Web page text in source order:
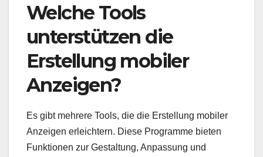
Welche Tools
unterstützen die
Erstellung mobiler
Anzeigen?
Es gibt mehrere Tools, die die Erstellung mobiler
Anzeigen erleichtern. Diese Programme bieten
Funktionen zur Gestaltung, Anpassung und